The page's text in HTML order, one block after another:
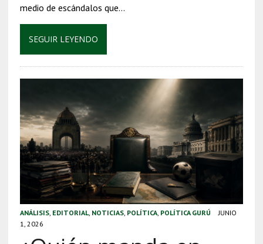
medio de escándalos que…
SEGUIR LEYENDO
ANÁLISIS, EDITORIAL, NOTICIAS, POLÍTICA, POLÍTICA GURÚ
JUNIO
1, 2026